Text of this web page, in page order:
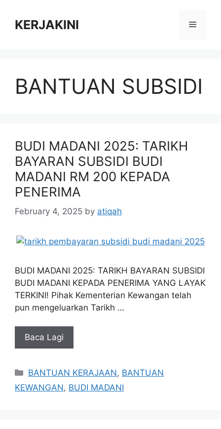
contentKERJAKINI Menu
BANTUAN SUBSIDI
BUDI MADANI 2025: TARIKH
BAYARAN SUBSIDI BUDI
MADANI RM 200 KEPADA
PENERIMA
February 4, 2025 by atiqah
BUDI MADANI 2025: TARIKH BAYARAN SUBSIDI
BUDI MADANI KEPADA PENERIMA YANG LAYAK
TERKINI! Pihak Kementerian Kewangan telah
pun mengeluarkan Tarikh …
Baca Lagi
Categories
BANTUAN KERAJAAN, BANTUAN
KEWANGAN, BUDI MADANI